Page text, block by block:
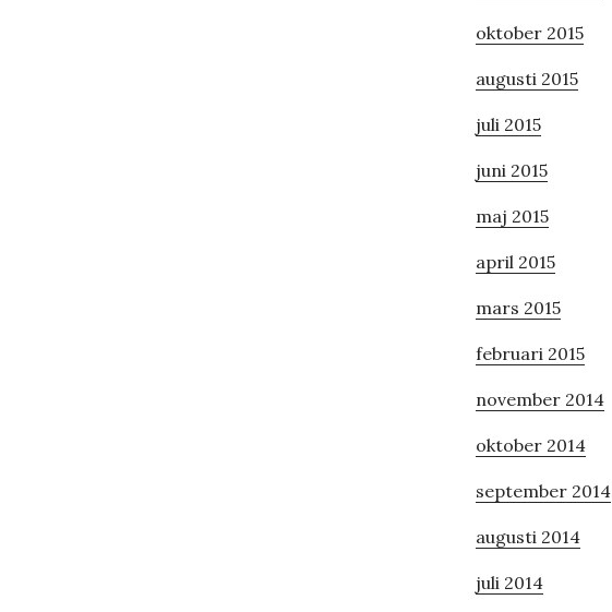
oktober 2015
augusti 2015
juli 2015
juni 2015
maj 2015
april 2015
mars 2015
februari 2015
november 2014
oktober 2014
september 2014
augusti 2014
juli 2014